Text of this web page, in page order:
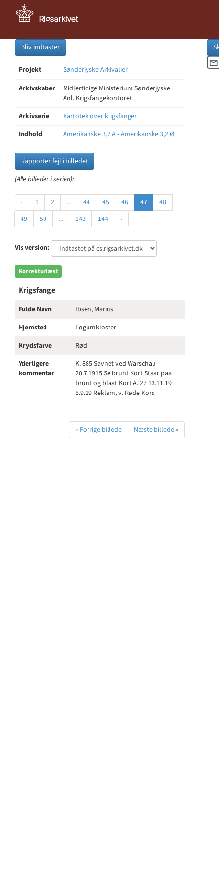
Bliv indtaster
Projekt
Sønderjyske Arkivalier
Arkivskaber
Midlertidige Ministerium Sønderjyske
Anl. Krigsfangekontoret
Arkivserie
Kartotek over krigsfanger
Indhold
Amerikanske 3,2 A - Amerikanske 3,2 Ø
Rapporter fejl i billedet
(Alle billeder i serien):
‹ 1 2 ... 44 45 46 47
48
49
50 ... 143 144 ›
Vis version:
Korrekturlæst
Krigsfange
Fulde Navn
Ibsen, Marius
Hjemsted
Løgumkloster
Krydsfarve
Rød
Yderligere
kommentar
K. 885 Savnet ved Warschau
20.7.1915 Se brunt Kort Staar paa
brunt og blaat Kort A. 27 13.11.19
5.9.19 Reklam, v. Røde Kors
« Forrige billede Næste billede »